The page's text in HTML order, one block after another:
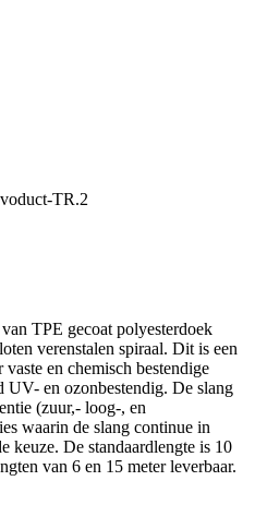
TR.2
TPE gecoat polyesterdoek
verenstalen spiraal. Dit is een
en chemisch bestendige
UV- en ozonbestendig. De slang
(zuur,- loog-, en
waarin de slang continue in
keuze. De standaardlengte is 10
van 6 en 15 meter leverbaar.